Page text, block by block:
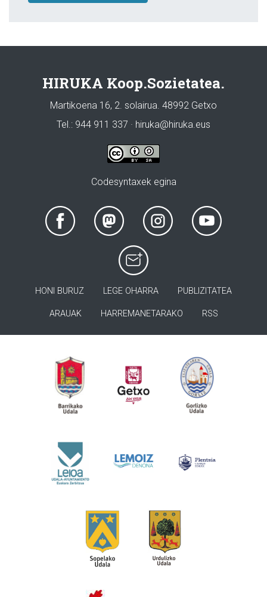
HIRUKA Koop.Sozietatea.
Martikoena 16, 2. solairua. 48992 Getxo
Tel.: 944 911 337 · hiruka@hiruka.eus
Codesyntaxek egina
HONI BURUZ LEGE OHARRA PUBLIZITATEA
ARAUAK HARREMANETARAKO RSS